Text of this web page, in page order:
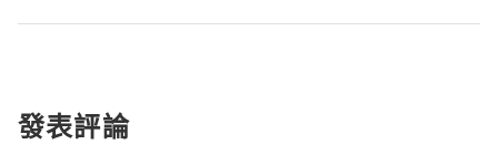
發表評論